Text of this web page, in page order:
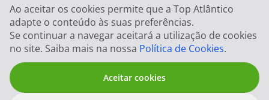
Ao aceitar os cookies permite que a Top Atlântico
adapte o conteúdo às suas preferências.
Se continuar a navegar aceitará a utilização de cookies
no site. Saiba mais na nossa Política de Cookies.
Aceitar cookies
2026 © Todos os direitos reservados:Top Atlântico, Viagens e Turismo